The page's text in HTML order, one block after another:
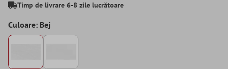
Timp de livrare 6-8 zile lucrătoare
Culoare: Bej